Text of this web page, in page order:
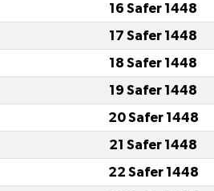
16 Safer 1448
17 Safer 1448
18 Safer 1448
19 Safer 1448
20 Safer 1448
21 Safer 1448
22 Safer 1448